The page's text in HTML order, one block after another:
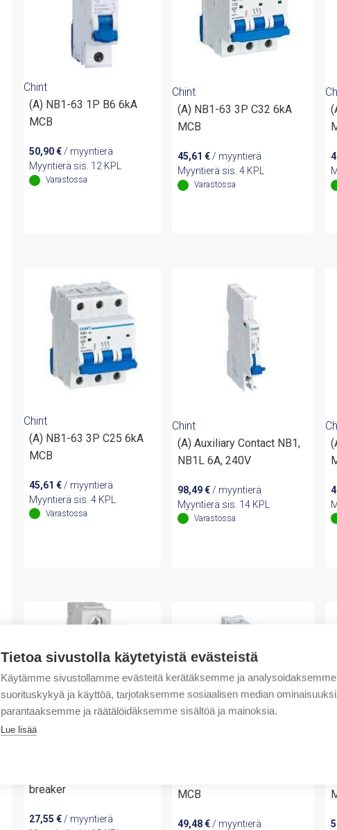
Tietoa sivustolla käytetyistä evästeistä
Käytämme sivustollamme evästeitä kerätäksemme ja
suorituskykyä ja käyttöä, tarjotaksemme sosiaalisen median
parantaaksemme ja räätälöidäksemme sisältöä ja mainoksia.
Lue lisää
Chint
(A) NB1-63 1P B6 6kA
MCB
50,90€ / myyntierä
Myyntierä sis. 12 KPL
Varastossa
Chint
(A) NB1-63 3P C32 6kA
MCB
45,61 €/ myyntierä
Myyntierä sis. 4 KPL
Varastossa
Chint
(A) NB1-63 3P C25 6kA
MCB
45,61 € / myyntierä
Myyntierä sis. 4 KPL
Varastossa
Chint
(A) Auxiliary Contact NB1,
NB1L 6A, 240V
98,49€/ myyntierä
Myyntierä sis. 14 KPL
Varastossa
breaker
27,55 € / myyntierä
MCB
49,48€/ myyntierä